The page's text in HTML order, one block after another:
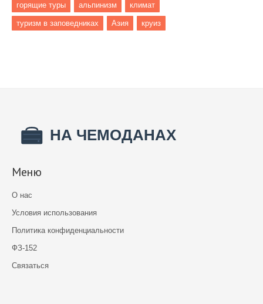
горящие туры альпинизм климат
туризм в заповедниках Азия круиз
Меню
О нас
Условия использования
Политика конфиденциальности
ФЗ-152
Связаться